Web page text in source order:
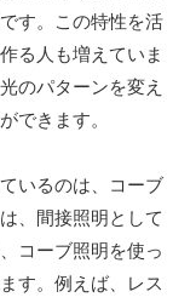
す。この特性を活
る人も増えていま
のパターンを変え
できます。
いるのは、コーブ
、間接照明として
コーブ照明を使っ
す。例えば、レス